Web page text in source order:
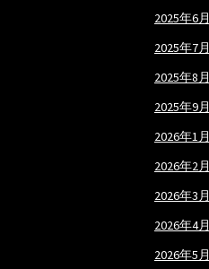
2025年6月
2025年7月
2025年8月
2025年9月
2026年1月
2026年2月
2026年3月
2026年4月
2026年5月